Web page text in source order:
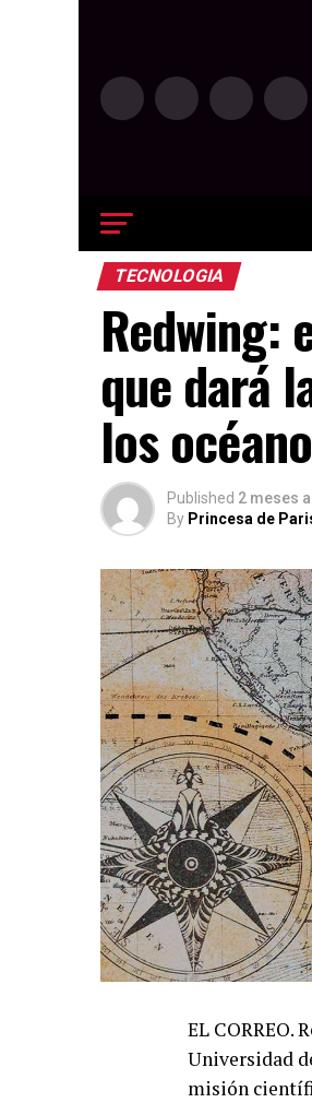
TECNOLOGIA
Redwing:
que dará
los
Published 2 meses
By Princesa de
EL
Universidad
misión